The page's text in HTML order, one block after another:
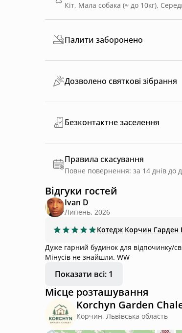
Кіт, Мала собака (≈ до 10кг),
Палити заборонено
Дозволено святкові зібрання
Безконтактне заселення
Правила скасування
Повне повернення: за 14 днів до
Відгуки гостей
Ivan D
Липень, 2026
Котедж Корчин
Дуже гарний будинок для відпочинку/
Мінусів не знайшли. WW
Показати всі: 1
Місце розташування
Korchyn Garden
Корчин, Львівська область